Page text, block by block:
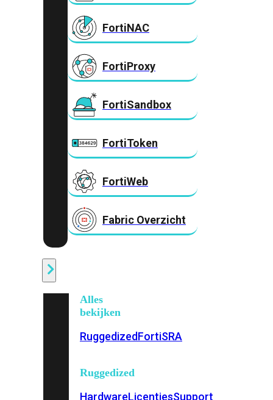
FortiNAC
FortiProxy
FortiSandbox
FortiToken
FortiWeb
Fabric Overzicht
Alles
bekijken
RuggedizedFortiSRA
Ruggedized
HardwareLicentiesSupport